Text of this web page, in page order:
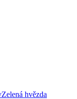
Zelená hvězda